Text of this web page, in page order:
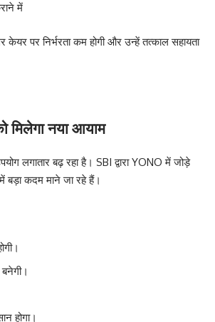
में
पर निर्भरता कम होगी और उन्हें तत्काल सहायता
मिलेगा नया आयाम
लगातार बढ़ रहा है। SBI द्वारा YONO में जोड़े
बड़ा कदम माने जा रहे हैं।
होगा।